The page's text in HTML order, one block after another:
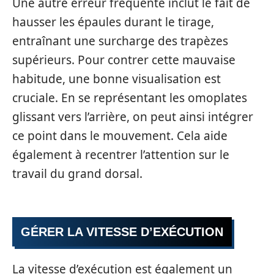
hausser les épaules durant le tirage,
entraînant une surcharge des trapèzes
supérieurs. Pour contrer cette mauvaise
habitude, une bonne visualisation est
cruciale. En se représentant les omoplates
glissant vers l’arrière, on peut ainsi intégrer
ce point dans le mouvement. Cela aide
également à recentrer l’attention sur le
travail du grand dorsal.
GÉRER LA VITESSE D’EXÉCUTION
La vitesse d’exécution est également un